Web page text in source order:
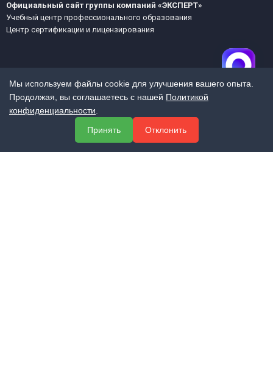
Официальный сайт группы компаний «ЭКСПЕРТ»
Учебный центр профессионального образования
Центр сертификации и лицензирования
МЕНЮ
Мы используем файлы cookie для улучшения вашего опыта.
Продолжая, вы соглашаетесь с нашей Политикой
конфиденциальности
Принять
Отклонить